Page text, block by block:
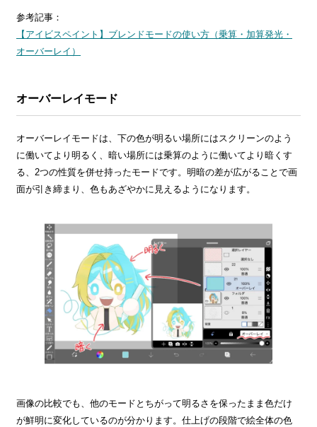
参考記事：
【アイビスペイント】ブレンドモードの使い方（乗算・加算発光・
オーバーレイ）
オーバーレイモード
オーバーレイモードは、下の色が明るい場所にはスクリーンのよう
に働いてより明るく、暗い場所には乗算のように働いてより暗くす
る、2つの性質を併せ持ったモードです。明暗の差が広がることで画
面が引き締まり、色もあざやかに見えるようになります。
画像の比較でも、他のモードとちがって明るさを保ったまま色だけ
が鮮明に変化しているのが分かります。仕上げの段階で絵全体の色